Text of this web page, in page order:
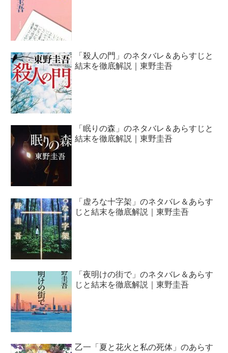
「殺人の門」のネタバレ＆あらすじと
結末を徹底解説｜東野圭吾
「眠りの森」のネタバレ＆あらすじと
結末を徹底解説｜東野圭吾
「虚ろな十字架」のネタバレ＆あらす
じと結末を徹底解説｜東野圭吾
「夜明けの街で」のネタバレ＆あらす
じと結末を徹底解説｜東野圭吾
乙一「夏と花火と私の死体」のあらす